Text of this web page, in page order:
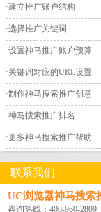
·建立推广账户结构
·选择推广关键词
·设置神马推广账户预算
·关键词对应的URL设置
·制作神马搜索推广创意
·神马搜索推广排名
·更多神马搜索推广帮助
联系我们
UC浏览器神马搜索
咨询热线： 400-960-2809